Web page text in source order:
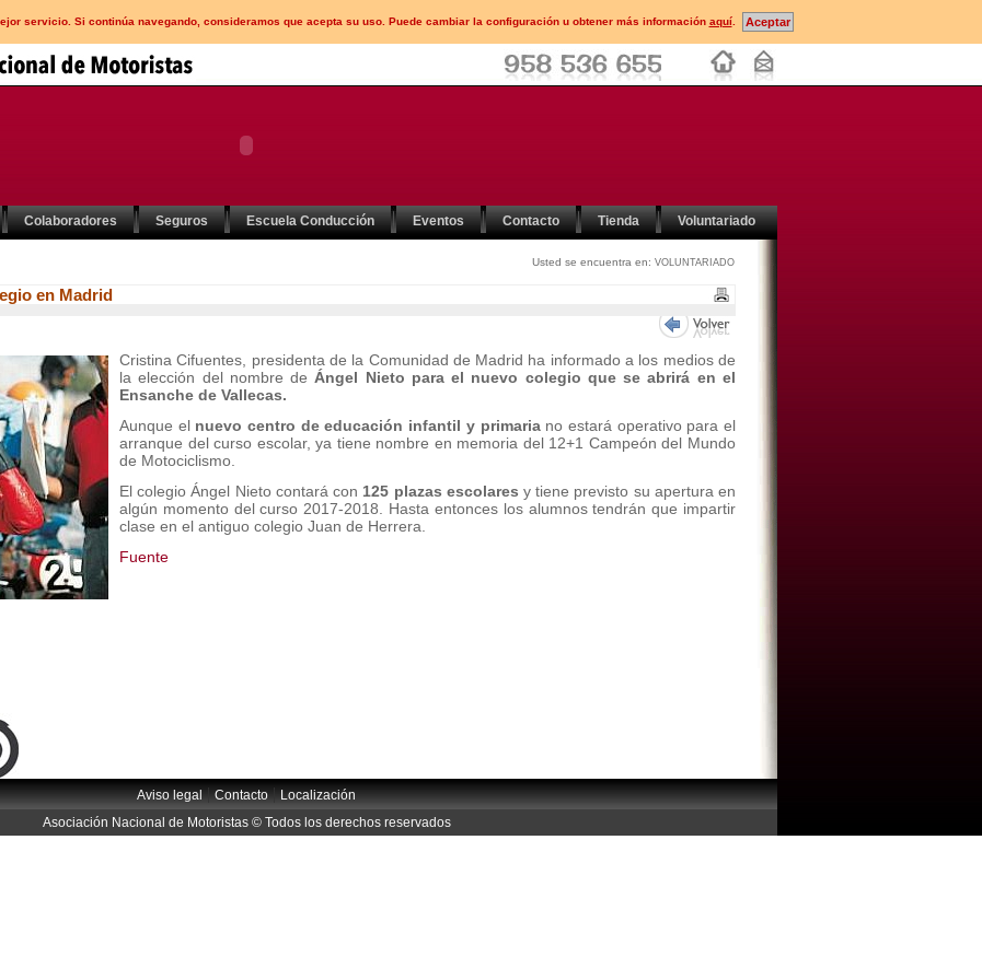
servicio. Si continúa navegando, consideramos que acepta su uso. Puede cambiar la configuración u obtener más información aquí.
Colaboradores Seguros Escuela Conducción Eventos Contacto Tienda Voluntariado
Usted se encuentra en: VOLUNTARIADO
en Madrid
Cristina Cifuentes, presidenta de la Comunidad de Madrid ha informado a los medios de
la elección del nombre de Ángel Nieto para el nuevo colegio que se abrirá en el
Ensanche de Vallecas.
Aunque el nuevo centro de educación infantil y primariano estará operativo para el
arranque del curso escolar, ya tiene nombre en memoria del 12+1 Campeón del Mundo
de Motociclismo.
El colegio Ángel Nieto contará con 125 plazas escolares y tiene previsto su apertura en
algún momento del curso 2017-2018. Hasta entonces los alumnos tendrán que impartir
clase en el antiguo colegio Juan de Herrera.
Fuente
Aviso legal|Contacto|Localización
Asociación Nacional de Motoristas © Todos los derechos reservados